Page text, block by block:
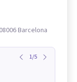
Barcelona
1/5